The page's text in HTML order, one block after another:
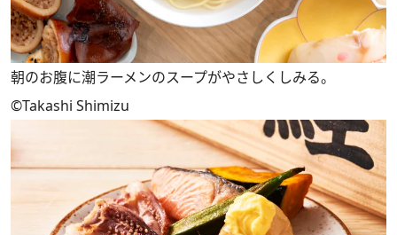
朝のお腹に潮ラーメンのスープがやさしくしみる。
©Takashi Shimizu